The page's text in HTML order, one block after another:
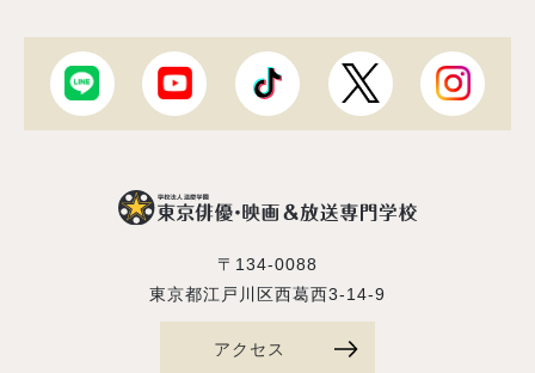
〒134-0088
東京都江戸川区西葛西3-14-9
アクセス